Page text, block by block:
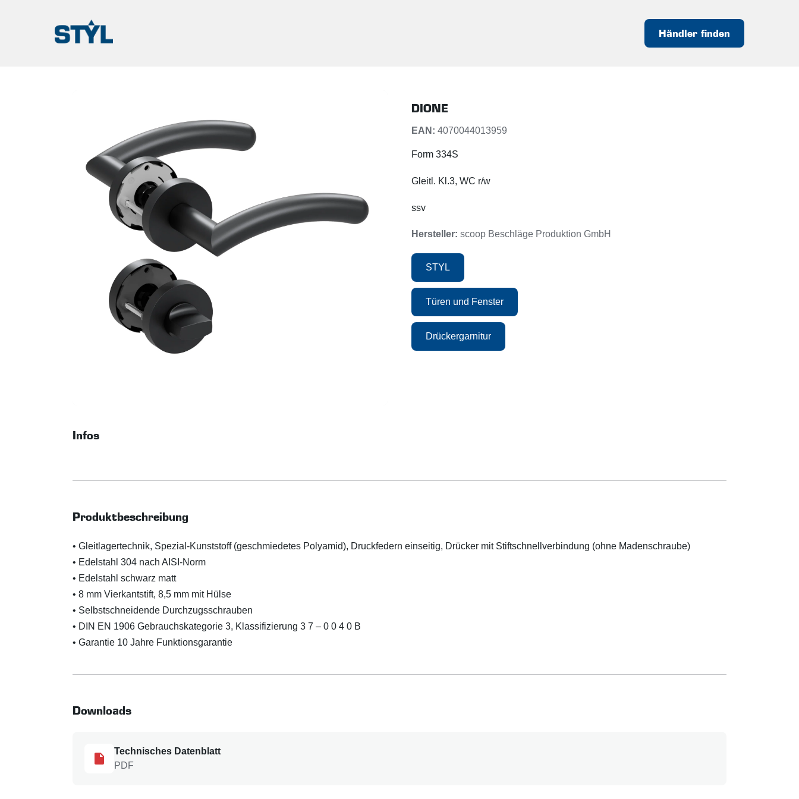
Händler finden
DIONE
EAN: 4070044013959
Form 334S
Gleitl. Kl.3, WC r/w
ssv
Hersteller: scoop Beschläge Produktion GmbH
STYL
Türen und Fenster
Drückergarnitur
Infos
Produktbeschreibung
• Gleitlagertechnik, Spezial-Kunststoff (geschmiedetes Polyamid), Druckfedern einseitig, Drücker mit Stiftschnellverbindung (ohne Madenschraube)
• Edelstahl 304 nach AISI-Norm
• Edelstahl schwarz matt
• 8 mm Vierkantstift, 8,5 mm mit Hülse
• Selbstschneidende Durchzugsschrauben
• DIN EN 1906 Gebrauchskategorie 3, Klassifizierung 3 7 – 0 0 4 0 B
• Garantie 10 Jahre Funktionsgarantie
Downloads
Technisches Datenblatt
PDF